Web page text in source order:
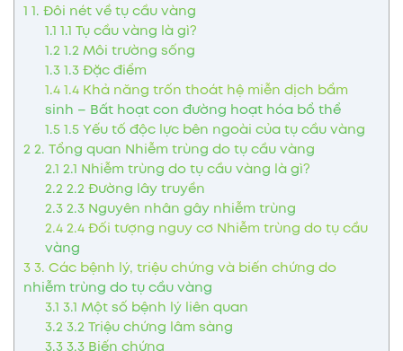
1 1. Đôi nét về tụ cầu vàng
1.1 1.1 Tụ cầu vàng là gì?
1.21.2 Môi trường sống
1.31.3 Đặc điểm
1.41.4 Khả năng trốn thoát hệ miễn dịch bẩm
sinh – Bất hoạt con đường hoạt hóa bổ thể
1.51.5 Yếu tố độc lực bên ngoài của tụ cầu vàng
22. Tổng quan Nhiễm trùng do tụ cầu vàng
2.1 2.1 Nhiễm trùng do tụ cầu vàng là gì?
2.22.2 Đường lây truyền
2.32.3 Nguyên nhân gây nhiễm trùng
2.42.4 Đối tượng nguy cơ Nhiễm trùng do tụ cầu
vàng
33. Các bệnh lý, triệu chứng và biến chứng do
nhiễm trùng do tụ cầu vàng
3.1 3.1 Một số bệnh lý liên quan
3.23.2 Triệu chứng lâm sàng
3.33.3 Biến chứng